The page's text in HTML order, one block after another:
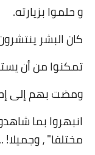
و حلموا بزيارته.
كان البشر
تمكنوا من أن
ومضت بهم إلى
انبهروا بما
مختلفا" ، وجميلا!